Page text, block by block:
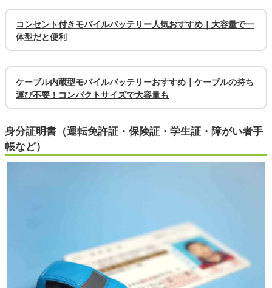
コンセント付きモバイルバッテリー人気おすすめ｜大容量で一
体型だと便利
ケーブル内蔵型モバイルバッテリーおすすめ｜ケーブルの持ち
運び不要！コンパクトサイズで大容量も
身分証明書（運転免許証・保険証・学生証・障がい者手
帳など）